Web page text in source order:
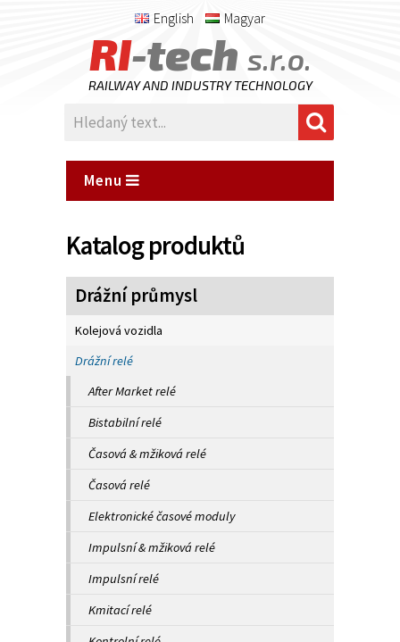
English Magyar
RI-tech s.r.o.
RAILWAY AND INDUSTRY TECHNOLOGY
Menu
Katalog produktů
Drážní průmysl
Kolejová vozidla
Drážní relé
After Market relé
Bistabilní relé
Časová & mžiková relé
Časová relé
Elektronické časové moduly
Impulsní & mžiková relé
Impulsní relé
Kmitací relé